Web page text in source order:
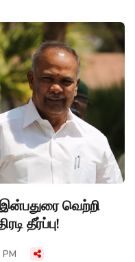
வெற்றி
தீர்ப்பு!
PM